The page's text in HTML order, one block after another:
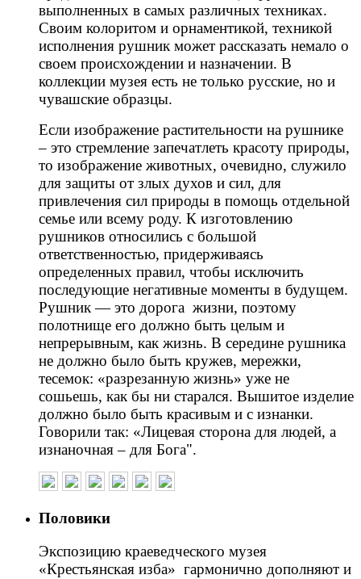
выполненных в самых различных техниках.
Своим колоритом и орнаментикой, техникой
исполнения рушник может рассказать немало о
своем происхождении и назначении. В
коллекции музея есть не только русские, но и
чувашские образцы.
Если изображение растительности на рушнике
– это стремление запечатлеть красоту природы,
то изображение животных, очевидно, служило
для защиты от злых духов и сил, для
привлечения сил природы в помощь отдельной
семье или всему роду. К изготовлению
рушников относились с большой
ответственностью, придерживаясь
определенных правил, чтобы исключить
последующие негативные моменты в будущем.
Рушник — это дорога жизни, поэтому
полотнище его должно быть целым и
непрерывным, как жизнь. В середине рушника
не должно было быть кружев, мережки,
тесемок: «разрезанную жизнь» уже не
сошьешь, как бы ни старался. Вышитое изделие
должно было быть красивым и с изнанки.
Говорили так: «Лицевая сторона для людей, а
изнаночная – для Бога".
Половики
Экспозицию краеведческого музея
«Крестьянская изба» гармонично дополняют и